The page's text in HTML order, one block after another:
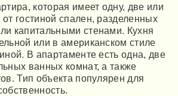
которая имеет одну, две или
гостиной спален, разделенных
капитальными стенами. Кухня
или в американском стиле
В апартаменте есть одна, две
ванных комнат, а также
Тип объекта популярен для